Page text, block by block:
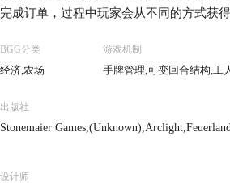
完成订单，过程中玩家会从不同的方式获
BGG分类
经济,农场
游戏机制
手牌管理,可变回合结构,工
出版社
Stonemaier
设计师